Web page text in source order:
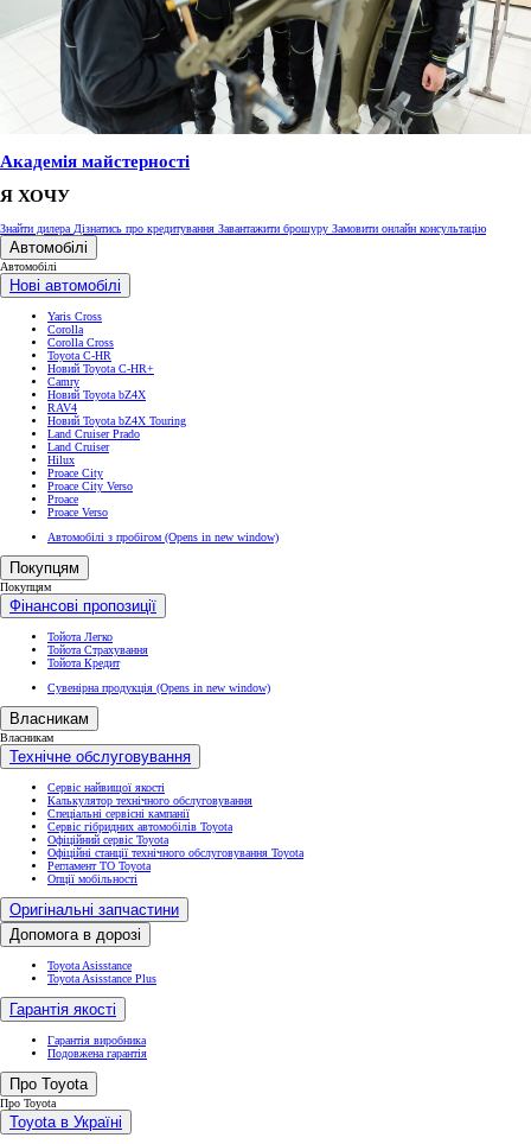
Академія майстерності
Я ХОЧУ
Знайти дилера Дізнатись про кредитування Завантажити брошуру Замовити онлайн консультацію
Автомобілі
Автомобілі
Нові автомобілі
Yaris Cross
Corolla
Corolla Cross
Toyota C-HR
Новий Toyota C-HR+
Camry
Новий Toyota bZ4X
RAV4
Новий Toyota bZ4X Touring
Land Cruiser Prado
Land Cruiser
Hilux
Proace City
Proace City Verso
Proace
Proace Verso
Автомобілі з пробігом (Opens in new window)
Покупцям
Покупцям
Фінансові пропозиції
Тойота Легко
Тойота Страхування
Тойота Кредит
Сувенірна продукція (Opens in new window)
Власникам
Власникам
Технічне обслуговування
Сервіс найвищої якості
Калькулятор технічного обслуговування
Спеціальні сервісні кампанії
Сервіс гібридних автомобілів Toyota
Офіційний сервіс Toyota
Офіційні станції технічного обслуговування Toyota
Регламент ТО Toyota
Опції мобільності
Оригінальні запчастини
Допомога в дорозі
Toyota Asisstance
Toyota Asisstance Plus
Гарантія якості
Гарантія виробника
Подовжена гарантія
Про Toyota
Про Toyota
Toyota в Україні